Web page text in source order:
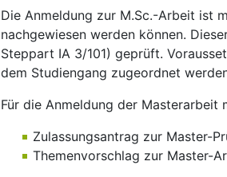
Die Anmeldung zur M.Sc.-Arbeit ist
nachgewiesen werden können.
Steppart IA 3/101) geprüft.
dem Studiengang zugeordnet
Für die Anmeldung der
Zulassungsantrag zur Master-
Themenvorschlag zur Master-